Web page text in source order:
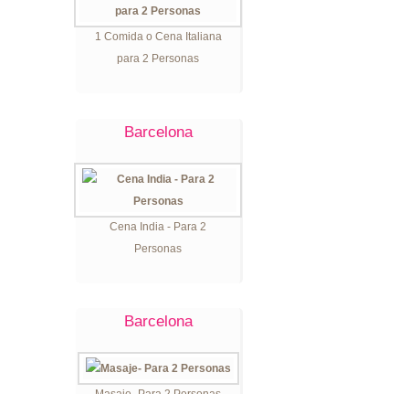
1 Comida o Cena Italiana
para 2 Personas
Barcelona
Cena India - Para 2
Personas
Barcelona